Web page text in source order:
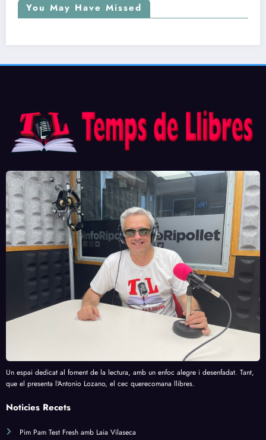
You May Have Missed
Un espai dedicat al foment de la lectura, amb un enfoc alegre i desenfadat. Tant,
que el presenta l'Antonio Lozano, el cec querecomana llibres.
Noticies Recets
Pim Pam Test Fresh amb Laia Vilaseca